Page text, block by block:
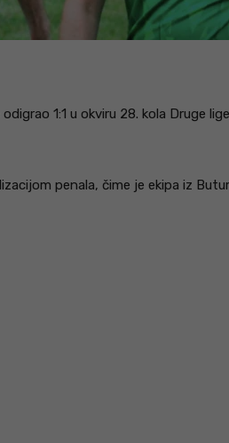
1:1 u okviru 28. kola Druge
penala, čime je ekipa iz